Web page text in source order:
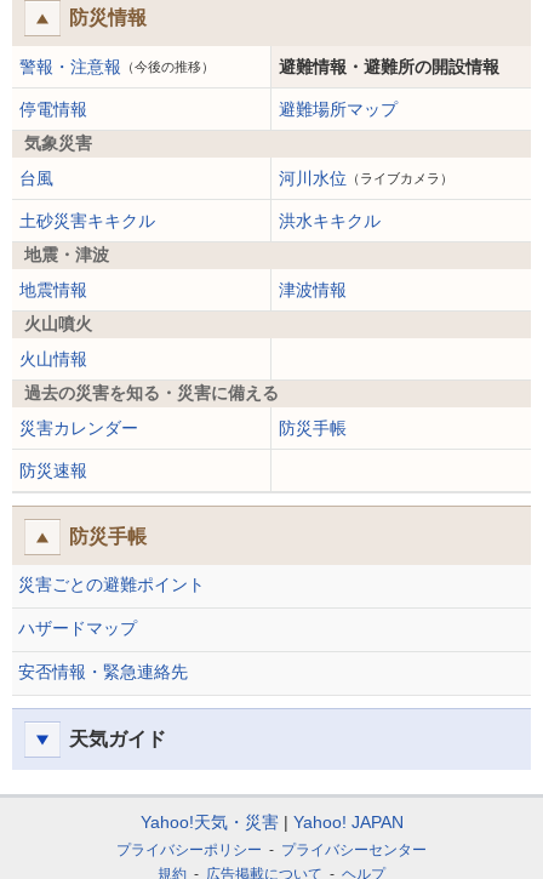
防災情報
警報・注意報 （今後の推移） 避難情報・避難所の開設情報
停電情報
避難場所マップ
気象災害
台風
河川水位 （ライブカメラ）
土砂災害キキクル
洪水キキクル
地震・津波
地震情報
津波情報
火山噴火
火山情報
過去の災害を知る・災害に備える
災害カレンダー
防災手帳
防災速報
防災手帳
災害ごとの避難ポイント
ハザードマップ
安否情報・緊急連絡先
天気ガイド
Yahoo!天気・災害 Yahoo! JAPAN
プライバシーポリシー
プライバシーセンター
規約
広告掲載について ヘルプ